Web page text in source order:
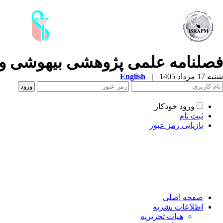
فصلنامه علمی­ پژوهشی بیهوشی
شنبه 17 مرداد 1405 |
English
ورود خودکار
ثبت نام
بازیابی رمز عبور
صفحه اصلی
اطلاعات نشریه
هیات تحریریه